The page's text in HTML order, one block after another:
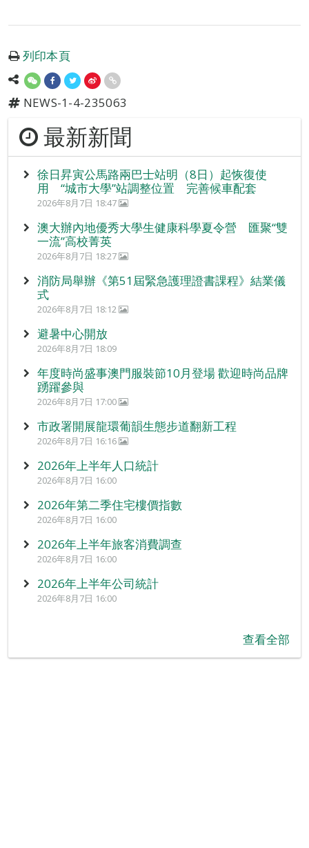
列印本頁
NEWS-1-4-235063
最新新聞
徐日昇寅公馬路兩巴士站明（8日）起恢復使
用 “城市大學”站調整位置 完善候車配套
2026年8月7日 18:47
澳大辦內地優秀大學生健康科學夏令營 匯聚“雙
一流”高校菁英
2026年8月7日 18:27
消防局舉辦《第51屆緊急護理證書課程》結業儀
式
2026年8月7日 18:12
避暑中心開放
2026年8月7日 18:09
年度時尚盛事澳門服裝節10月登場 歡迎時尚品牌
踴躍參與
2026年8月7日 17:00
市政署開展龍環葡韻生態步道翻新工程
2026年8月7日 16:16
2026年上半年人口統計
2026年8月7日 16:00
2026年第二季住宅樓價指數
2026年8月7日 16:00
2026年上半年旅客消費調查
2026年8月7日 16:00
2026年上半年公司統計
2026年8月7日 16:00
查看全部